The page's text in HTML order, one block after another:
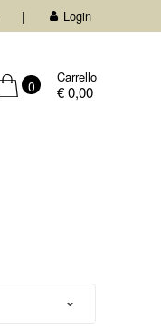
Login
0
Carrello
€ 0,00